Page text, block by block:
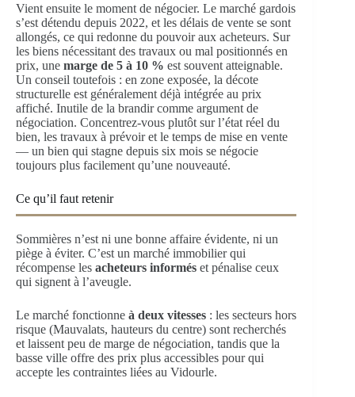
Vient ensuite le moment de négocier. Le marché gardois
s’est détendu depuis 2022, et les délais de vente se sont
allongés, ce qui redonne du pouvoir aux acheteurs. Sur
les biens nécessitant des travaux ou mal positionnés en
prix, une marge de 5 à 10 % est souvent atteignable.
Un conseil toutefois : en zone exposée, la décote
structurelle est généralement déjà intégrée au prix
affiché. Inutile de la brandir comme argument de
négociation. Concentrez-vous plutôt sur l’état réel du
bien, les travaux à prévoir et le temps de mise en vente
— un bien qui stagne depuis six mois se négocie
toujours plus facilement qu’une nouveauté.
Ce qu’il faut retenir
Sommières n’est ni une bonne affaire évidente, ni un
piège à éviter. C’est un marché immobilier qui
récompense les acheteurs informés et pénalise ceux
qui signent à l’aveugle.
Le marché fonctionne à deux vitesses : les secteurs hors
risque (Mauvalats, hauteurs du centre) sont recherchés
et laissent peu de marge de négociation, tandis que la
basse ville offre des prix plus accessibles pour qui
accepte les contraintes liées au Vidourle.